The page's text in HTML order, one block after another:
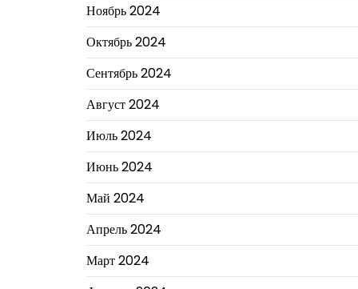
Ноябрь 2024
Октябрь 2024
Сентябрь 2024
Август 2024
Июль 2024
Июнь 2024
Май 2024
Апрель 2024
Март 2024